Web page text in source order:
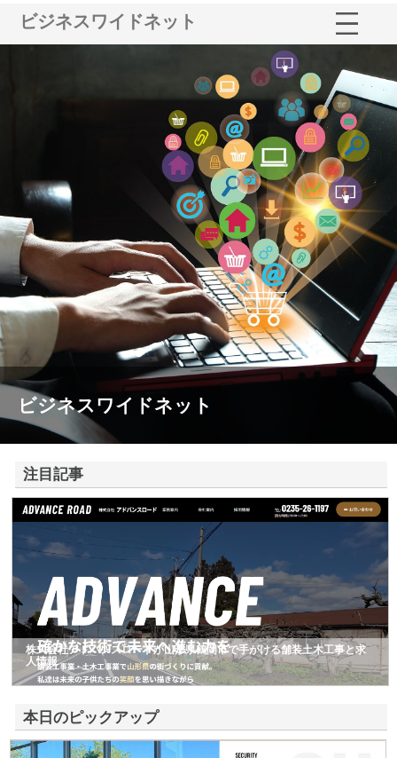
ビジネスワイドネット
ビジネスワイドネット
注目記事
株式会社アドバンスロードが山形県鶴岡市で手がける舗装土木工事と求
人情報
本日のピックアップ